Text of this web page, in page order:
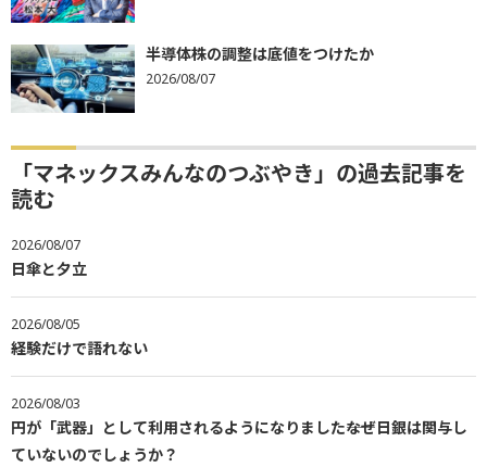
半導体株の調整は底値をつけたか
2026/08/07
「マネックスみんなのつぶやき」の過去記事を
読む
2026/08/07
日傘と夕立
2026/08/05
経験だけで語れない
2026/08/03
円が「武器」として利用されるようになりました――なぜ日銀は関与し
ていないのでしょうか？